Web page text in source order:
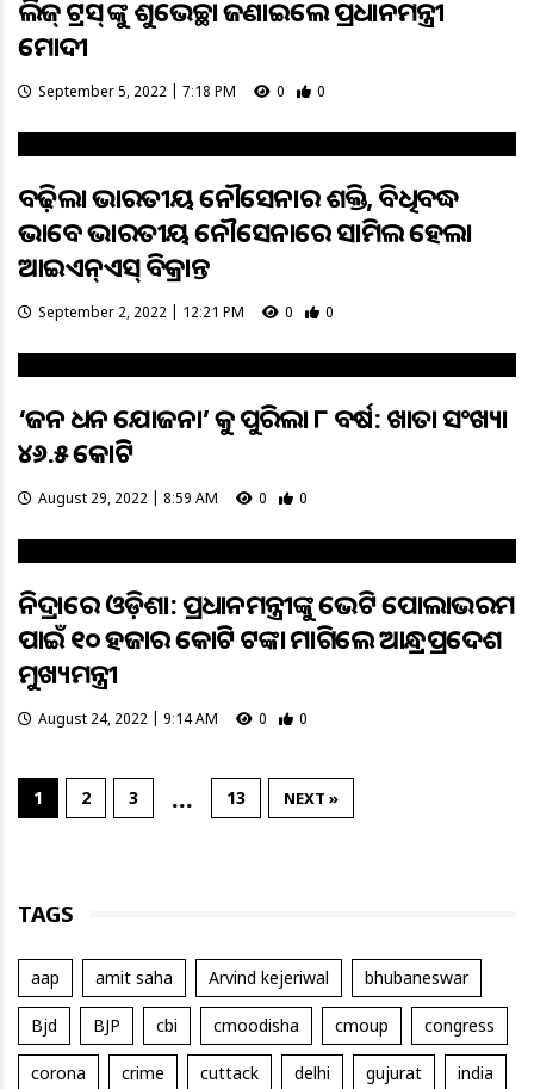
ଲିଜ୍ ଟ୍ରସ୍ ଙ୍କୁ ଶୁଭେଚ୍ଛା ଜଣାଇଲେ ପ୍ରଧାନମନ୍ତ୍ରୀ
ମୋଦୀ
September 5, 2022 | 7:18 PM 0 0
ବଢ଼ିଲା ଭାରତୀୟ ନୌସେନାର ଶକ୍ତି, ବିଧିବଦ୍ଧ
ଭାବେ ଭାରତୀୟ ନୌସେନାରେ ସାମିଲ ହେଲା
ଆଇଏନ୍ଏସ୍ ବିକ୍ରାନ୍ତ
September 2, 2022 | 12:21 PM 0 0
‘ଜନ ଧନ ଯୋଜନା’ କୁ ପୁରିଲା ୮ ବର୍ଷ: ଖାତା ସଂଖ୍ୟା
୪୬.୨୫ କୋଟି
August 29, 2022 | 8:59 AM 0 0
ନିଦ୍ରାରେ ଓଡ଼ିଶା: ପ୍ରଧାନମନ୍ତ୍ରୀଙ୍କୁ ଭେଟି ପୋଲାଭରମ
ପାଇଁ ୧୦ ହଜାର କୋଟି ଟଙ୍କା ମାଗିଲେ ଆନ୍ଧ୍ରପ୍ରଦେଶ
ମୁଖ୍ୟମନ୍ତ୍ରୀ
August 24, 2022 | 9:14 AM 0 0
1 2 3 … 13 NEXT »
TAGS
aap amit saha Arvind kejeriwal bhubaneswar
Bjd BJP cbi cmoodisha cmoup congress
corona crime cuttack delhi gujurat india